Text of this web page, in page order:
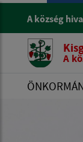
A község
A